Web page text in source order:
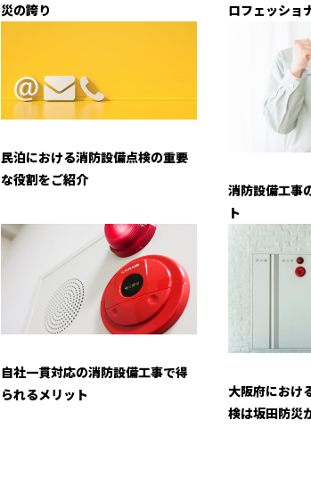
災の誇り
ロフェッショ
民泊における消防設備点検の重要
な役割をご紹介
消防設備工事
ト
自社一貫対応の消防設備工事で得
られるメリット
大阪府におけ
検は坂田防災